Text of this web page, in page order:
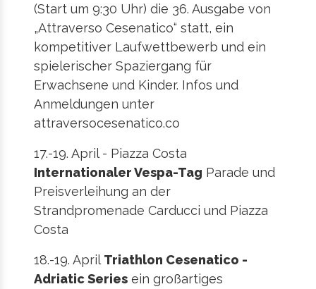
(Start um 9:30 Uhr) die 36. Ausgabe von
„Attraverso Cesenatico“ statt, ein
kompetitiver Laufwettbewerb und ein
spielerischer Spaziergang für
Erwachsene und Kinder. Infos und
Anmeldungen unter
attraversocesenatico.co
17.-19. April - Piazza Costa
Internationaler Vespa-Tag Parade und
Preisverleihung an der
Strandpromenade Carducci und Piazza
Costa
18.-19. April Triathlon Cesenatico -
Adriatic Series ein großartiges